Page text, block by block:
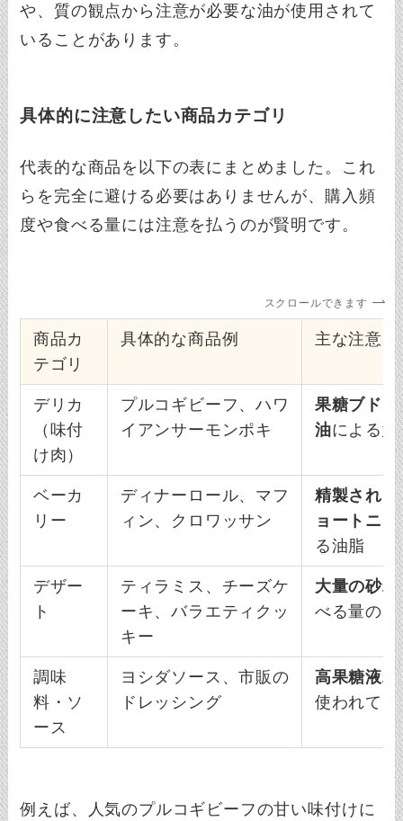
や、質の観点から注意が必要な油が使用されて
いることがあります。
具体的に注意したい商品カテゴリ
代表的な商品を以下の表にまとめました。これ
らを完全に避ける必要はありませんが、購入頻
度や食べる量には注意を払うのが賢明です。
スクロールできます
商品カ
テゴリ
具体的な商品例 主な注意点
デリカ
（味付
け肉）
プルコギビーフ、ハワ
イアンサーモンポキ
果糖ブド
油による
ベーカ
リー
ディナーロール、マフ
ィン、クロワッサン
精製され
ョートニ
る油脂
デザー
ト
ティラミス、チーズケ
ーキ、バラエティクッ
キー
大量の砂
べる量の
調味
料・ソ
ース
ヨシダソース、市販の
ドレッシング
高果糖液糖
使われて
例えば、人気のプルコギビーフの甘い味付けに